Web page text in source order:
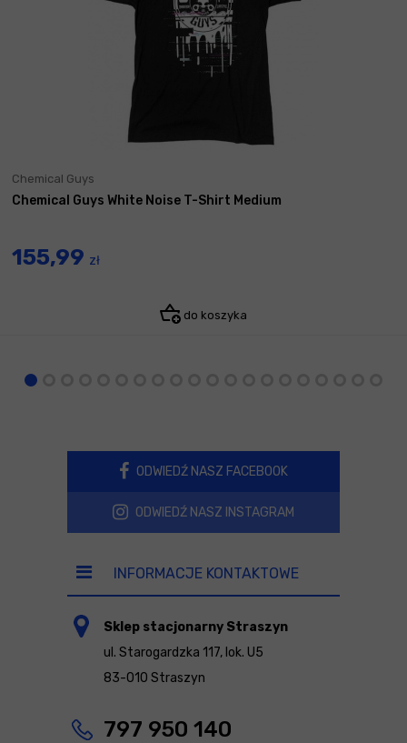
Chemical Guys
Chemical Guys White Noise T-Shirt Medium
155,99 zł
do koszyka
ODWIEDŹ NASZ FACEBOOK
ODWIEDŹ NASZ INSTAGRAM
INFORMACJE KONTAKTOWE
Sklep stacjonarny Straszyn
ul. Starogardzka 117, lok. U5
83-010 Straszyn
797 950 140